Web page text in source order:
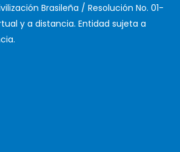
Brasileña / Resolución No. 01-
y a distancia. Entidad sujeta a